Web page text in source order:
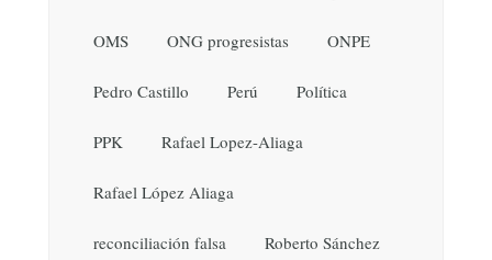
OMS ONG progresistas ONPE
Pedro Castillo Perú Política
PPK Rafael Lopez-Aliaga
Rafael López Aliaga
reconciliación falsa Roberto Sánchez